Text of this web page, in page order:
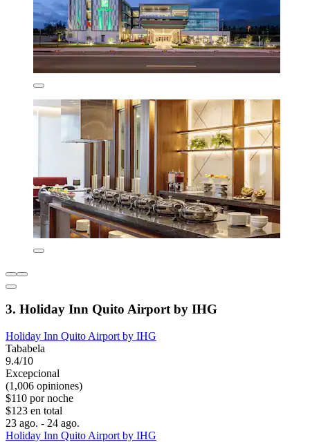
3. Holiday Inn Quito Airport by IHG
Holiday Inn Quito Airport by IHG
Tababela
9.4/10
Excepcional
(1,006 opiniones)
$110 por noche
$123 en total
23 ago. - 24 ago.
Holiday Inn Quito Airport by IHG